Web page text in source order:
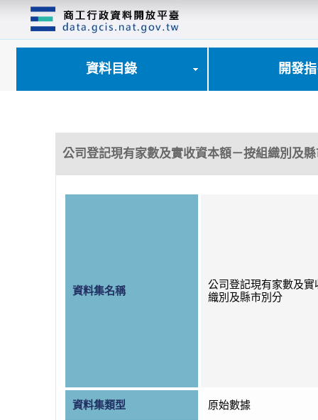
資料目錄 開發
公司登記現有家數及實收資本額－按組織別及
資料集名稱
公司登記現有家數及實
織別及縣市別分
資料集類型 原始數據